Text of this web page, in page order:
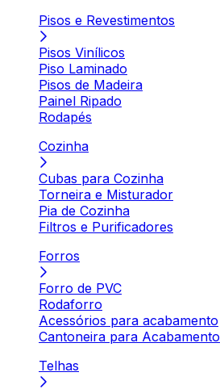
Pisos e Revestimentos
Pisos Vinílicos
Piso Laminado
Pisos de Madeira
Painel Ripado
Rodapés
Cozinha
Cubas para Cozinha
Torneira e Misturador
Pia de Cozinha
Filtros e Purificadores
Forros
Forro de PVC
Rodaforro
Acessórios para acabamento
Cantoneira para Acabamento
Telhas